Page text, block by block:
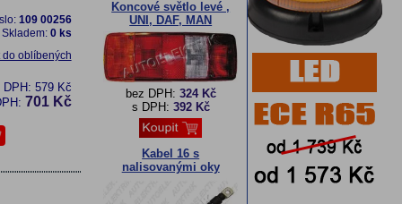
109 00256
Skladem: 0 ks
do oblíbených
DPH: 579 Kč
701 Kč
Koncové světlo levé ,
UNI, DAF, MAN
bez DPH: 324 Kč
s DPH: 392 Kč
Kabel 16 s
nalisovanými oky